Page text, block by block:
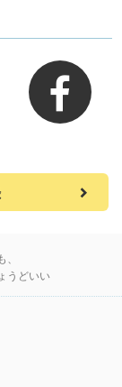
うどいい